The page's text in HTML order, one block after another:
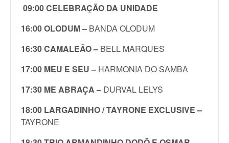
09:00 CELEBRAÇÃO DA UNIDADE
16:00 OLODUM – BANDA OLODUM
16:30 CAMALEÃO – BELL MARQUES
17:00 MEU E SEU – HARMONIA DO SAMBA
17:30 ME ABRAÇA – DURVAL LELYS
18:00 LARGADINHO / TAYRONE EXCLUSIVE –
TAYRONE